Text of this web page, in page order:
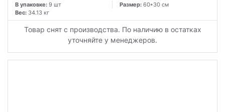
В упаковке: 9 шт Размер: 60*30 см
Вес: 34.13 кг
Товар снят с производства. По наличию в остатках
уточняйте у менеджеров.